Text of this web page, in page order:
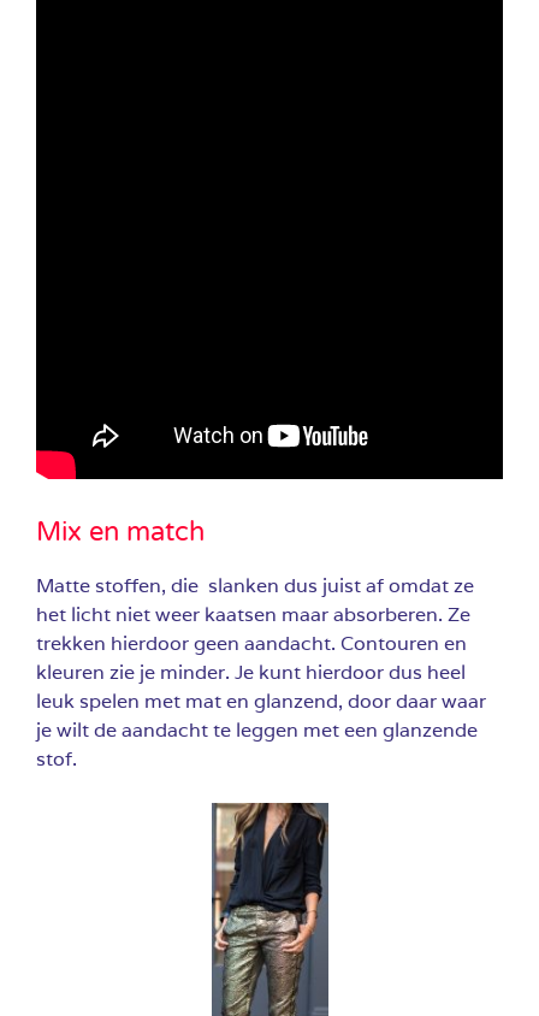
Mix en match
Matte stoffen, die slanken dus juist af omdat ze
het licht niet weer kaatsen maar absorberen. Ze
trekken hierdoor geen aandacht. Contouren en
kleuren zie je minder. Je kunt hierdoor dus heel
leuk spelen met mat en glanzend, door daar waar
je wilt de aandacht te leggen met een glanzende
stof.